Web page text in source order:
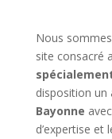
Nous
site consacré
disposition un
Bayonne
d’expertise et